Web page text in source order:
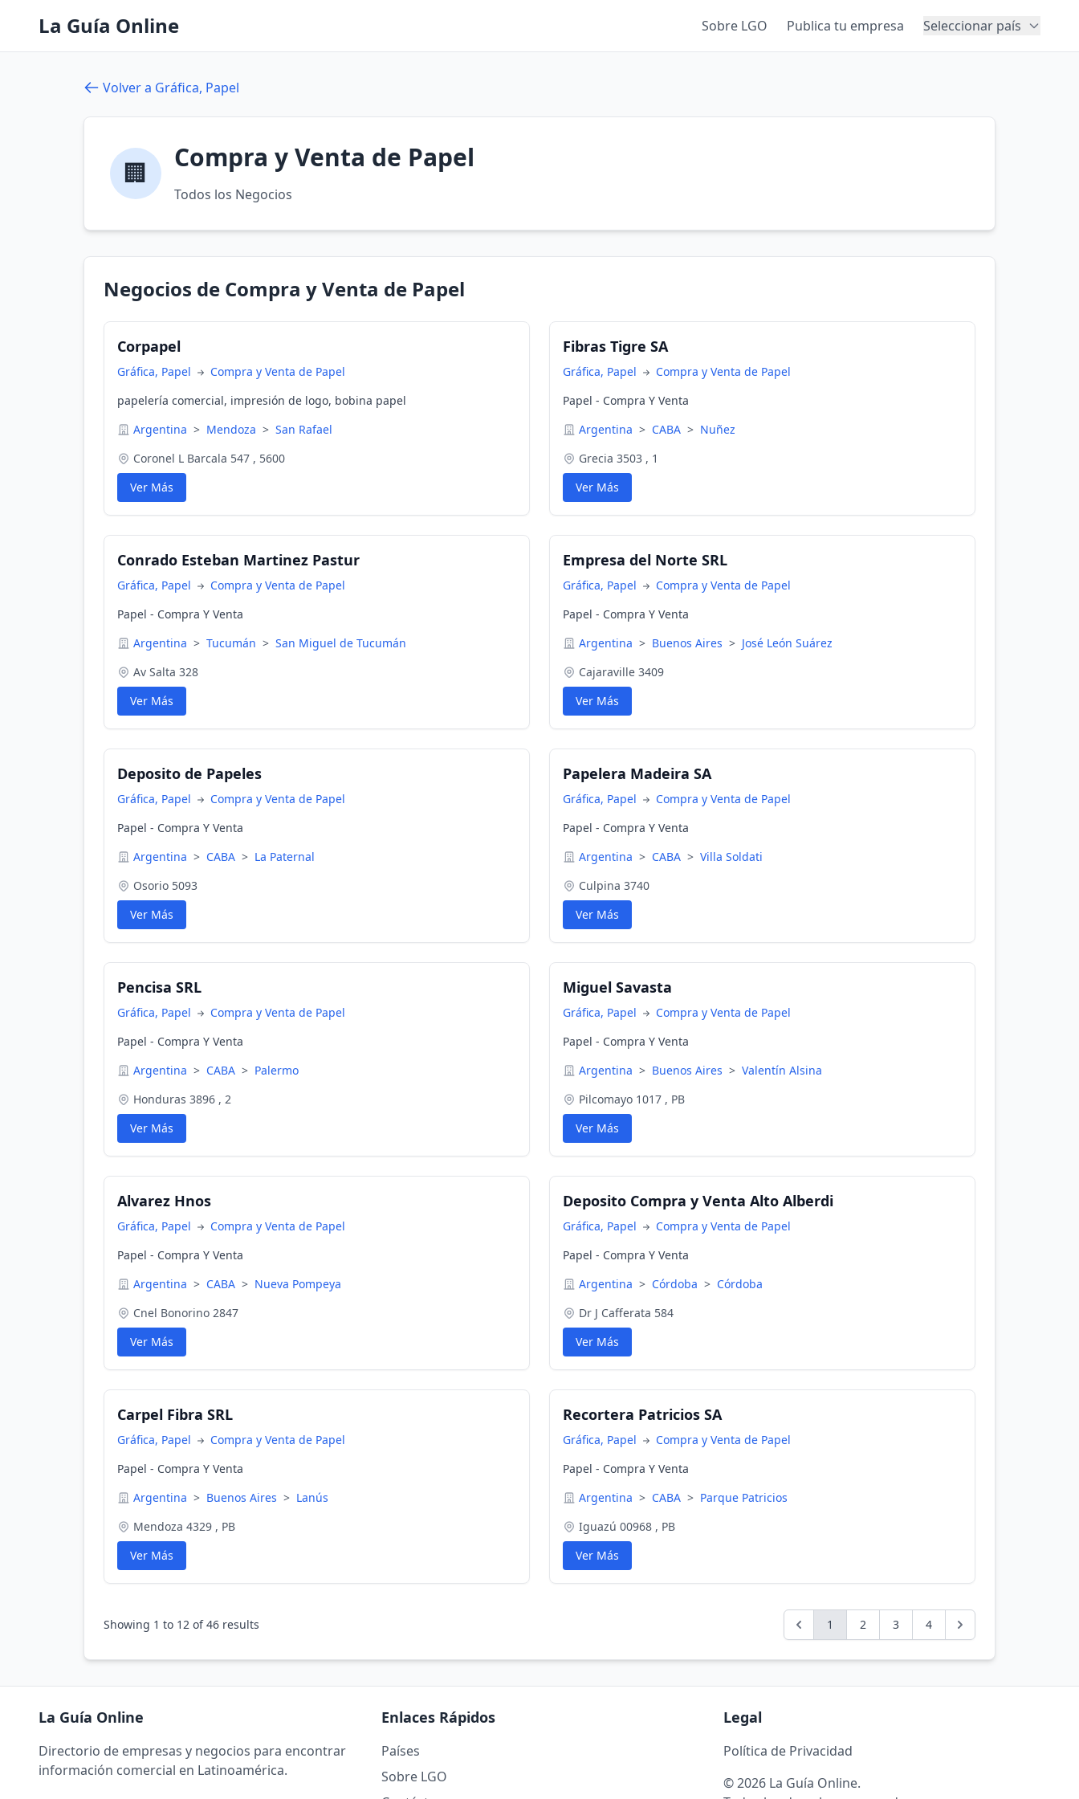
La Guía Online Sobre LGO Publica tu empresa Seleccionar país
Volver a Gráfica, Papel
🏢 Compra y Venta de Papel
Todos los Negocios
Negocios de Compra y Venta de Papel
Corpapel
Gráfica, Papel
Compra y Venta de Papel
papelería comercial, impresión de logo, bobina papel
Argentina > Mendoza > San Rafael
Coronel L Barcala 547 , 5600
Ver Más
Fibras Tigre SA
Gráfica, Papel
Compra y Venta de Papel
Papel - Compra Y Venta
Argentina > CABA > Nuñez
Grecia 3503 , 1
Ver Más
Conrado Esteban Martinez Pastur
Gráfica, Papel
Compra y Venta de Papel
Papel - Compra Y Venta
Argentina > Tucumán > San Miguel de Tucumán
Av Salta 328
Ver Más
Empresa del Norte SRL
Gráfica, Papel
Compra y Venta de Papel
Papel - Compra Y Venta
Argentina > Buenos Aires > José León Suárez
Cajaraville 3409
Ver Más
Deposito de Papeles
Gráfica, Papel
Compra y Venta de Papel
Papel - Compra Y Venta
Argentina > CABA > La Paternal
Osorio 5093
Ver Más
Papelera Madeira SA
Gráfica, Papel
Compra y Venta de Papel
Papel - Compra Y Venta
Argentina > CABA > Villa Soldati
Culpina 3740
Ver Más
Pencisa SRL
Gráfica, Papel
Compra y Venta de Papel
Papel - Compra Y Venta
Argentina > CABA > Palermo
Honduras 3896 , 2
Ver Más
Miguel Savasta
Gráfica, Papel
Compra y Venta de Papel
Papel - Compra Y Venta
Argentina > Buenos Aires > Valentín Alsina
Pilcomayo 1017 , PB
Ver Más
Alvarez Hnos
Gráfica, Papel
Compra y Venta de Papel
Papel - Compra Y Venta
Argentina > CABA > Nueva Pompeya
Cnel Bonorino 2847
Ver Más
Deposito Compra y Venta Alto Alberdi
Gráfica, Papel
Compra y Venta de Papel
Papel - Compra Y Venta
Argentina > Córdoba > Córdoba
Dr J Cafferata 584
Ver Más
Carpel Fibra SRL
Gráfica, Papel
Compra y Venta de Papel
Papel - Compra Y Venta
Argentina > Buenos Aires > Lanús
Mendoza 4329 , PB
Ver Más
Recortera Patricios SA
Gráfica, Papel
Compra y Venta de Papel
Papel - Compra Y Venta
Argentina > CABA > Parque Patricios
Iguazú 00968 , PB
Ver Más
Showing 1 to 12 of46 results 1 2 3 4
La Guía Online
Directorio de empresas y negocios para encontrar
información comercial en Latinoamérica.
Enlaces Rápidos
Países
Sobre LGO
Legal
Política de Privacidad
© 2026 La Guía Online.